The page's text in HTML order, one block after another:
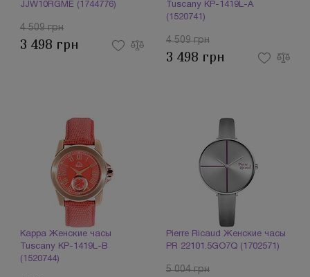
JJW10RGME (1744776)
4 509 грн
3 498 грн
Tuscany KP-1419L-A
(1520741)
4 509 грн
3 498 грн
Kappa Женские часы
Tuscany KP-1419L-B
(1520744)
Pierre Ricaud Женские часы
PR 22101.5GO7Q (1702571)
5 004 грн